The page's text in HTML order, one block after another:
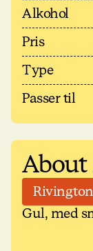
Alkohol
Pris
Type
Passer til
About
Gul, med